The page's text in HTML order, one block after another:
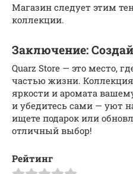
Магазин следует этим
коллекции.
Заключение:
Quarz Store — это место,
частью жизни.
яркости и аромата
и убедитесь сами — уют
ищете подарок или
отличный выбор!
Рейтинг